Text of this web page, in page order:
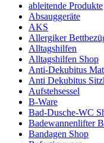
ableitende Produkte
Absauggeräte
AKS
Allergiker
Alltagshilfen
Alltagshilfen Shop
Anti-Dekubitus
Anti Dekubitus
Aufstehsessel
B-Ware
Bad-Dusche-WC
Badewannenlifter
Bandagen Shop